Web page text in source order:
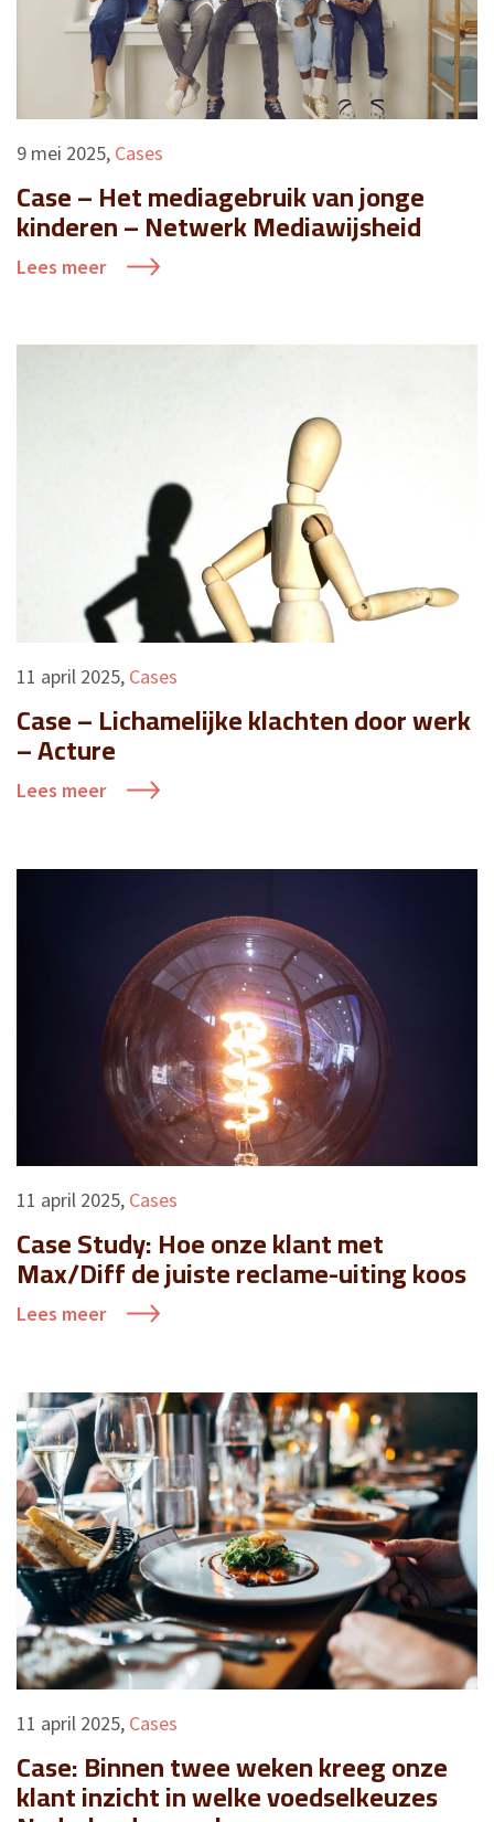
9 mei 2025, Cases
Case – Het mediagebruik van jonge
kinderen – Netwerk Mediawijsheid
Lees meer
11 april 2025, Cases
Case – Lichamelijke klachten door werk
– Acture
Lees meer
11 april 2025, Cases
Case Study: Hoe onze klant met
Max/Diff de juiste reclame-uiting koos
Lees meer
11 april 2025, Cases
Case: Binnen twee weken kreeg onze
klant inzicht in welke voedselkeuzes